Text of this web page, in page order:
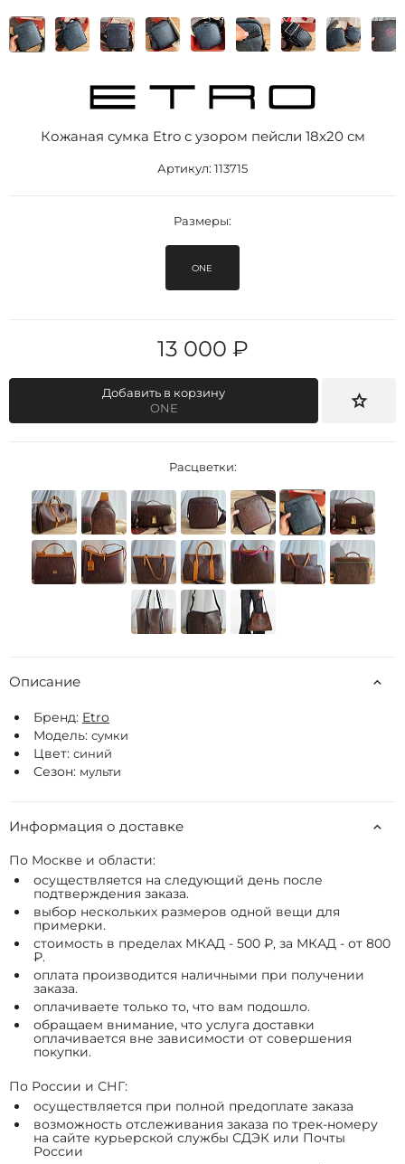
Кожаная сумка Etro с узором пейсли 18x20 см
Артикул: 113715
Размеры:
ONE
13 000 ₽
Добавить в корзину
ONE
Расцветки:
Описание
Бренд: Etro
Модель: сумки
Цвет: синий
Сезон: мульти
Информация о доставке
По Москве и области:
осуществляется на следующий день после
подтверждения заказа.
выбор нескольких размеров одной вещи для
примерки.
стоимость в пределах МКАД - 500 ₽, за МКАД - от 800
₽.
оплата производится наличными при получении
заказа.
оплачиваете только то, что вам подошло.
обращаем внимание, что услуга доставки
оплачивается вне зависимости от совершения
покупки.
По России и СНГ:
осуществляется при полной предоплате заказа
возможность отслеживания заказа по трек-номеру
на сайте курьерской службы СДЭК или Почты
России